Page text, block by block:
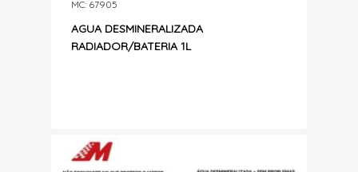
AGUA DESMINERALIZADA
RADIADOR/BATERIA 1L
MC: 67905